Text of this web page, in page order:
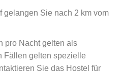
gelangen Sie nach 2 km vom
pro Nacht gelten als
Fällen gelten spezielle
Sie das Hostel für